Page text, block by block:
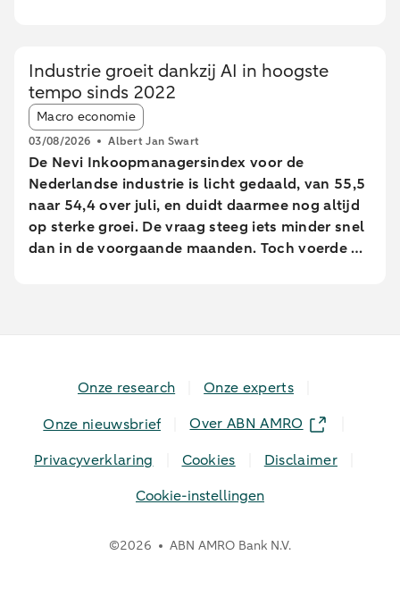
blijkt uit een analyse van geanonimiseerde en
geaggregeerde transactiegegevens.
Industrie groeit dankzij AI in hoogste
tempo sinds 2022
Article tags:
Macro economie
03/08/2026 Albert Jan Swart
De Nevi Inkoopmanagersindex voor de
Nederlandse industrie is licht gedaald, van 55,5
naar 54,4 over juli, en duidt daarmee nog altijd
op sterke groei. De vraag steeg iets minder snel
dan in de voorgaande maanden. Toch voerde de
Onze research
Onze experts
Onze nieuwsbrief
Over ABN AMRO
Privacyverklaring
Cookies
Disclaimer
Cookie-instellingen
©2026 ABN AMRO Bank N.V.